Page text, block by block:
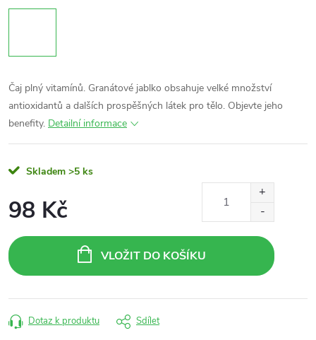
Čaj plný vitamínů. Granátové jablko obsahuje velké množství
antioxidantů a dalších prospěšných látek pro tělo. Objevte jeho
benefity. Detailní informace
Skladem >5 ks
98 Kč
cena:
VLOŽIT DO KOŠÍKU
Dotaz k produktu Sdílet